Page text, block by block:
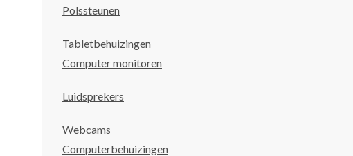
Polssteunen
Tabletbehuizingen
Computer monitoren
Luidsprekers
Webcams
Computerbehuizingen